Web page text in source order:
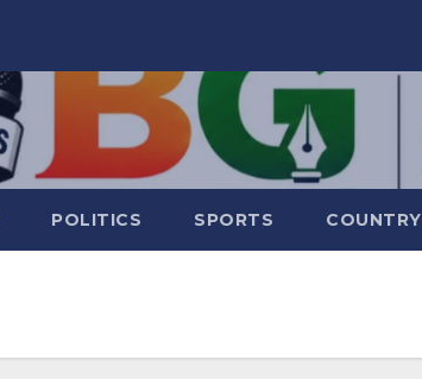
POLITICS SPORTS COUNTRY